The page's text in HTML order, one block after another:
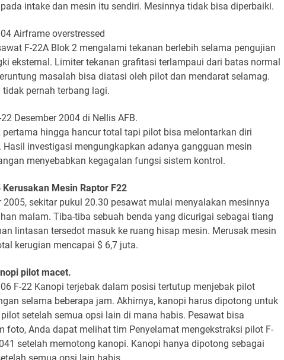
intake dan mesin itu sendiri. Mesinnya tidak bisa diperbaiki.
Airframe overstressed
F-22A Blok 2 mengalami tekanan berlebih selama pengujian
eksternal. Limiter tekanan grafitasi terlampaui dari batas normal
masalah bisa diatasi oleh pilot dan mendarat selamag.
pernah terbang lagi.
Desember 2004 di Nellis AFB.
pertama hingga hancur total tapi pilot bisa melontarkan diri
Hasil investigasi mengungkapkan adanya gangguan mesin
menyebabkan kegagalan fungsi sistem kontrol.
Mesin Raptor F22
2005, sekitar pukul 20.30 pesawat mulai menyalakan mesinnya
malam. Tiba-tiba sebuah benda yang dicurigai sebagai tiang
lintasan tersedot masuk ke ruang hisap mesin. Merusak mesin
kerugian mencapai $ 6,7 juta.
pilot macet.
F-22 Kanopi terjebak dalam posisi tertutup menjebak pilot
selama beberapa jam. Akhirnya, kanopi harus dipotong untuk
setelah semua opsi lain di mana habis. Pesawat bisa
foto, Anda dapat melihat tim Penyelamat mengekstraksi pilot F-
setelah memotong kanopi. Kanopi hanya dipotong sebagai